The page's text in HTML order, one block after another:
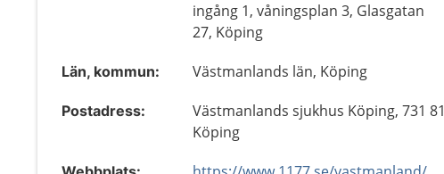
ingång 1, våningsplan 3, Glasgatan
27, Köping
Län, kommun: Västmanlands län, Köping
Postadress:
Västmanlands sjukhus Köping, 731 81
Köping